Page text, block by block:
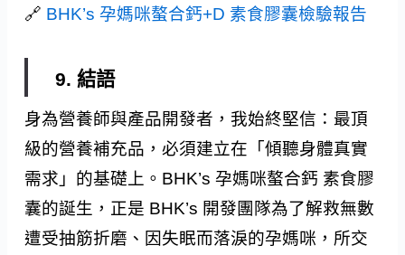
🔗 BHK’s 孕媽咪螯合鈣+D 素食膠囊檢驗報告
9. 結語
身為營養師與產品開發者，我始終堅信：最頂
級的營養補充品，必須建立在「傾聽身體真實
需求」的基礎上。BHK’s 孕媽咪螯合鈣 素食膠
囊的誕生，正是 BHK’s 開發團隊為了解救無數
遭受抽筋折磨、因失眠而落淚的孕媽咪，所交